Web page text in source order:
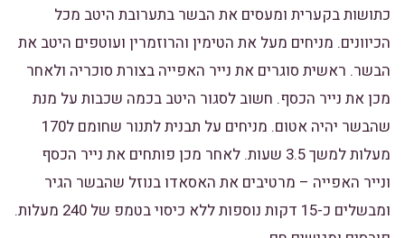
כתושות בקערית ומעסים את הבשר בתערובת היטב מכל
הכיוונים. מניחים מעל את הטימין והרוזמרין ועוטפים היטב את
הבשר. ראשית סוגרים את נייר האפייה בצורת סוכריה ולאחר
מכן את נייר הכסף. חשוב לסגור היטב בכמה שכבות על מנת
שהבשר יהיה אטום. מניחים על תבנית לתנור שחומם ל170
מעלות למשך 3.5 שעות. לאחר מכן פותחים את נייר הכסף
ונייר האפייה – מרטיבים את האסאדו בנוזל שהבשר הגיר
ומבשלים כ-15 דקות נוספות ללא כיסוי בטמפ של 240 מעלות.